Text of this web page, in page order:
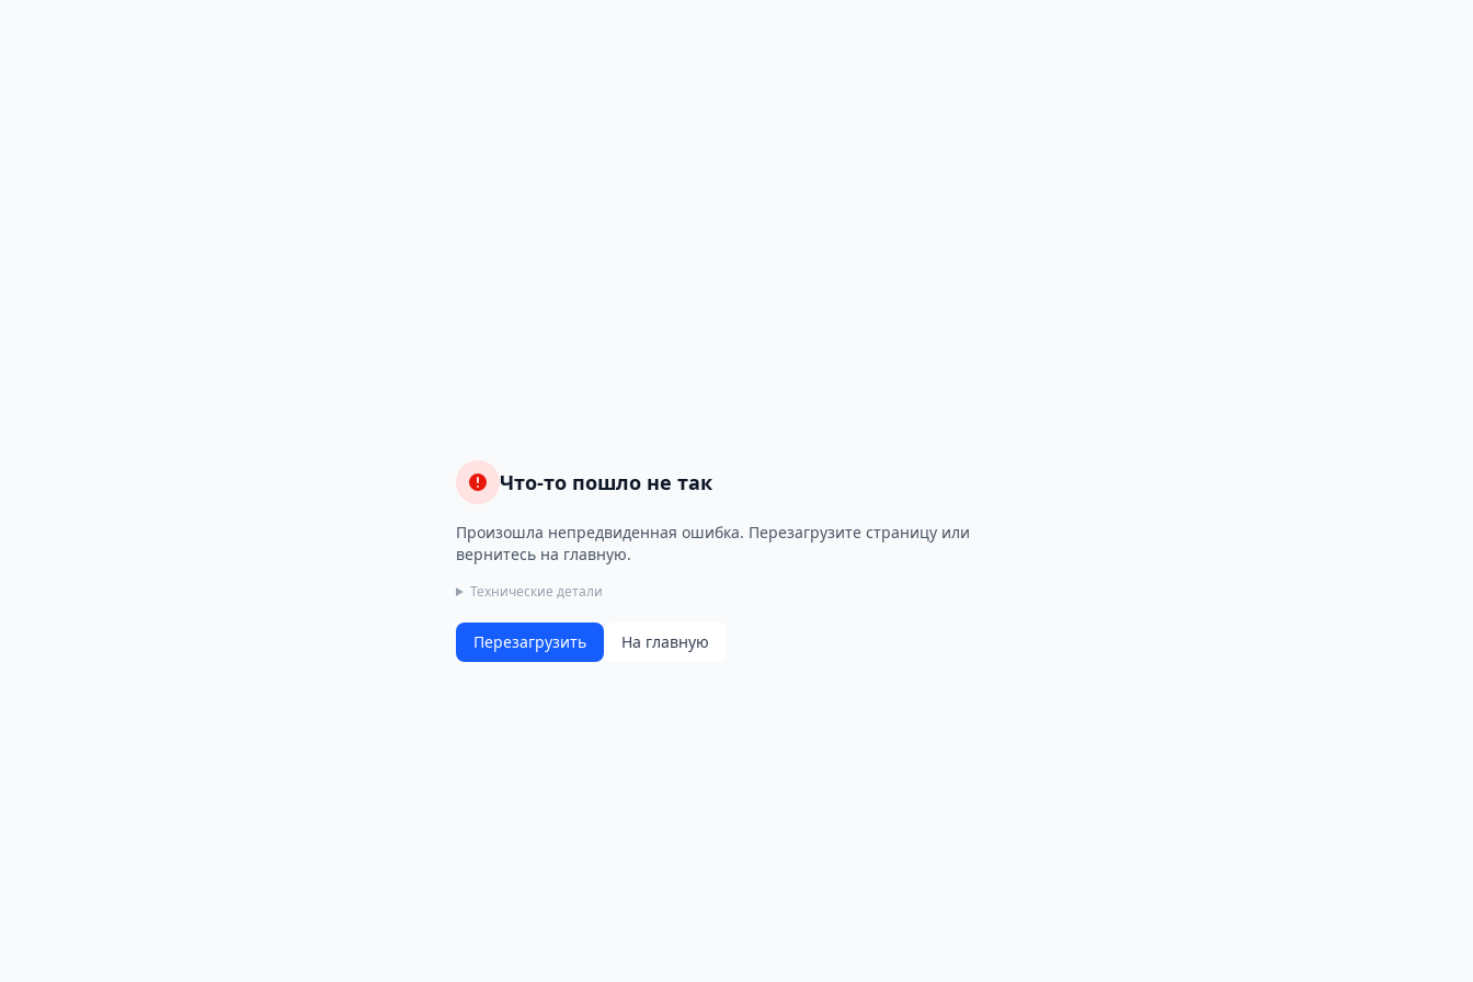
Что-то пошло не так
Произошла непредвиденная ошибка. Перезагрузите страницу или
вернитесь на главную.
Технические детали
Перезагрузить На главную